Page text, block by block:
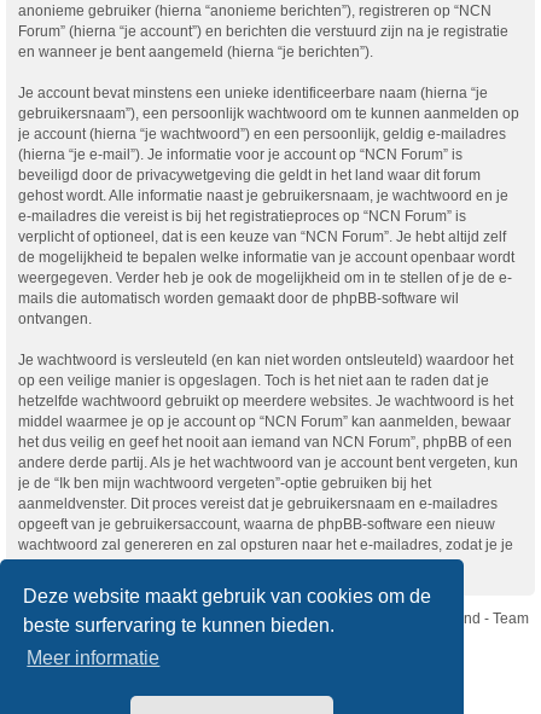
Deze website maakt gebruik van cookies om de
beste surfervaring te kunnen bieden.
Meer informatie
anonieme gebruiker (hierna “anonieme berichten”), registreren op “NCN
Forum” (hierna “je account”) en berichten die verstuurd zijn na je registratie
en wanneer je bent aangemeld (hierna “je berichten”).
Je account bevat minstens een unieke identificeerbare naam (hierna “je
gebruikersnaam”), een persoonlijk wachtwoord om te kunnen aanmelden op
je account (hierna “je wachtwoord”) en een persoonlijk, geldig e-mailadres
(hierna “je e-mail”). Je informatie voor je account op “NCN Forum” is
beveiligd door de privacywetgeving die geldt in het land waar dit forum
gehost wordt. Alle informatie naast je gebruikersnaam, je wachtwoord en je
e-mailadres die vereist is bij het registratieproces op “NCN Forum” is
verplicht of optioneel, dat is een keuze van “NCN Forum”. Je hebt altijd zelf
de mogelijkheid te bepalen welke informatie van je account openbaar wordt
weergegeven. Verder heb je ook de mogelijkheid om in te stellen of je de e-
mails die automatisch worden gemaakt door de phpBB-software wil
ontvangen.
Je wachtwoord is versleuteld (en kan niet worden ontsleuteld) waardoor het
op een veilige manier is opgeslagen. Toch is het niet aan te raden dat je
hetzelfde wachtwoord gebruikt op meerdere websites. Je wachtwoord is het
middel waarmee je op je account op “NCN Forum” kan aanmelden, bewaar
het dus veilig en geef het nooit aan iemand van NCN Forum”, phpBB of een
andere derde partij. Als je het wachtwoord van je account bent vergeten, kun
je de “Ik ben mijn wachtwoord vergeten”-optie gebruiken bij het
aanmeldvenster. Dit proces vereist dat je gebruikersnaam en e-mailadres
opgeeft van je gebruikersaccount, waarna de phpBB-software een nieuw
wachtwoord zal genereren en zal opsturen naar het e-mailadres, zodat je je
opnieuw kunt aanmelden.
Nikon Club Nederland - Team
Forum
Copyright © Nikon Club Nederland 2023